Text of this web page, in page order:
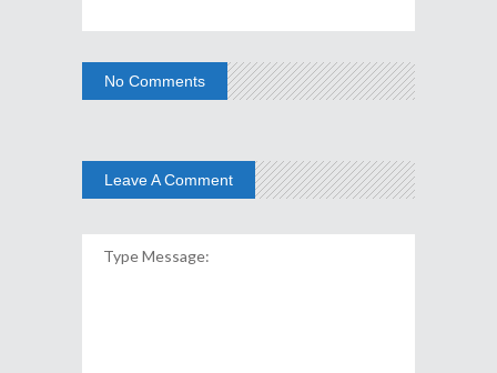
No Comments
Leave A Comment